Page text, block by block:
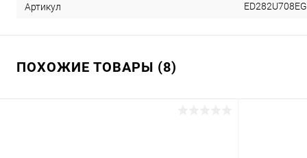
Артикул
ПОХОЖИЕ ТОВАРЫ (8)